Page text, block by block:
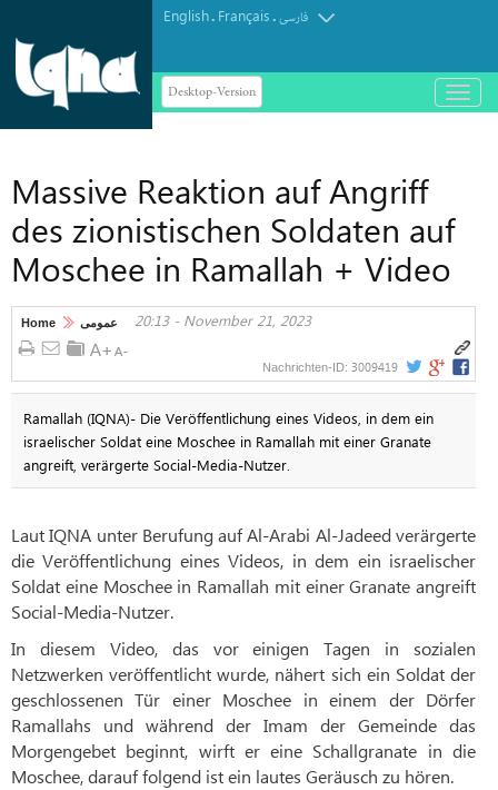
English. Français.فارسی
Desktop-Version
باز
و
Massive Reaktion auf Angriff
des zionistischen Soldaten auf
Moschee in Ramallah + Video
Home عمومی 20:13 - November 21, 2023
Nachrichten-ID: 3009419
Ramallah (IQNA)- Die Veröffentlichung eines Videos, in dem ein
israelischer Soldat eine Moschee in Ramallah mit einer Granate
angreift, verärgerte Social-Media-Nutzer.
Laut IQNA unter Berufung auf Al-Arabi Al-Jadeed verärgerte
die Veröffentlichung eines Videos, in dem ein israelischer
Soldat eine Moschee in Ramallah mit einer Granate angreift
Social-Media-Nutzer.
In diesem Video, das vor einigen Tagen in sozialen
Netzwerken veröffentlicht wurde, nähert sich ein Soldat der
geschlossenen Tür einer Moschee in einem der Dörfer
Ramallahs und während der Imam der Gemeinde das
Morgengebet beginnt, wirft er eine Schallgranate in die
Moschee, darauf folgend ist ein lautes Geräusch zu hören.